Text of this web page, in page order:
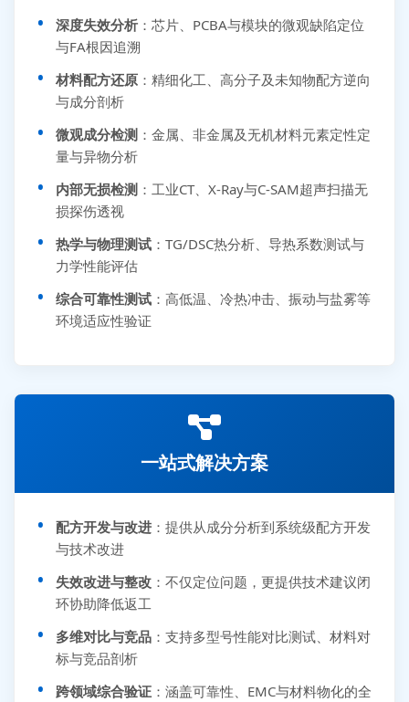
深度失效分析 ：芯片、PCBA与模块的微观缺陷定位
与FA根因追溯
材料配方还原 ：精细化工、高分子及未知物配方逆向
与成分剖析
微观成分检测 ：金属、非金属及无机材料元素定性定
量与异物分析
内部无损检测 ：工业CT、X-Ray与C-SAM超声扫描无
损探伤透视
热学与物理测试 ：TG/DSC热分析、导热系数测试与
力学性能评估
综合可靠性测试 ：高低温、冷热冲击、振动与盐雾等
环境适应性验证
一站式解决方案
配方开发与改进 ：提供从成分分析到系统级配方开发
与技术改进
失效改进与整改 ：不仅定位问题，更提供技术建议闭
环协助降低返工
多维对比与竞品 ：支持多型号性能对比测试、材料对
标与竞品剖析
跨领域综合验证 ：涵盖可靠性、EMC与材料物化的全